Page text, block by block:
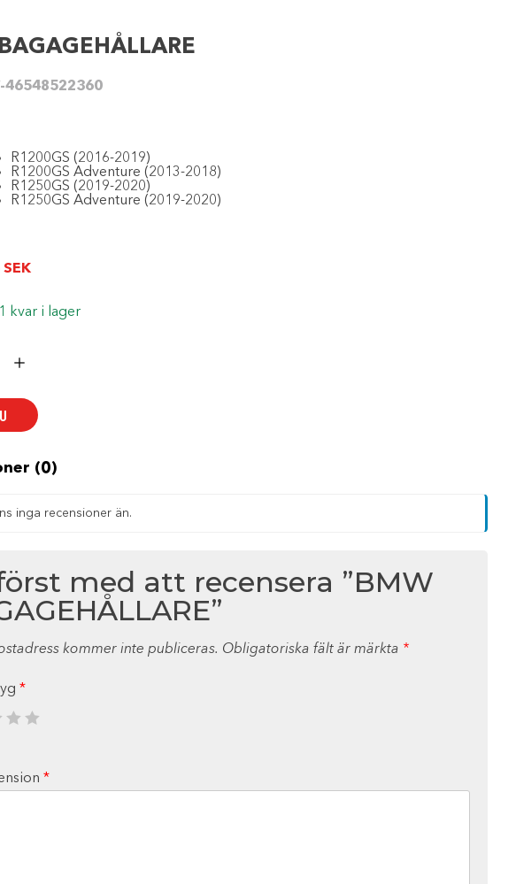
46548522360
R1200GS (2016-2019)
R1200GS Adventure (2013-2018)
R1250GS (2019-2020)
R1250GS Adventure (2019-2020)
SEK
kvar i lager
(0)
inga recensioner än.
med att recensera ”BMW
kommer inte publiceras. Obligatoriska fält är märkta *
*
*